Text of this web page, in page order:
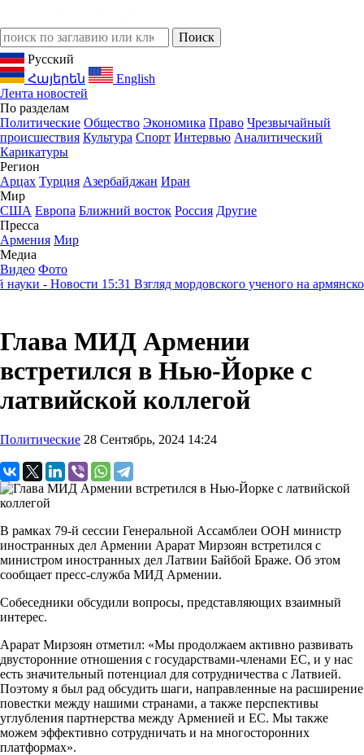
Русский
Հայերեն
English
Лента новостей
По разделам
Политические Общество Экономика Право Чрезвычайный
происшествия Культура Спорт Интервью Аналитический
Карикатуры
Регион
Арцах Турция Азербайджан Иран
Мир
США Европа Ближний восток Россия Другие
Пресса
Армения Мир
Медиа
Видео Фото
- Новости15:31Взгляд мордовского ученого на армянское
Глава МИД Армении
встретился в Нью-Йорке с
латвийской коллегой
Политические 28 Сентябрь, 2024 14:24
В рамках 79-й сессии Генеральной Ассамблеи ООН министр
иностранных дел Армении Арарат Мирзоян встретился с
министром иностранных дел Латвии Байбой Браже. Об этом
сообщает пресс-служба МИД Армении.
Собеседники обсудили вопросы, представляющих взаимный
интерес.
Арарат Мирзоян отметил: «Мы продолжаем активно развивать
двусторонние отношения с государствами-членами ЕС, и у нас
есть значительный потенциал для сотрудничества с Латвией.
Поэтому я был рад обсудить шаги, направленные на расширение
повестки между нашими странами, а также перспективы
углубления партнерства между Арменией и ЕС. Мы также
можем эффективно сотрудничать и на многосторонних
платформах».